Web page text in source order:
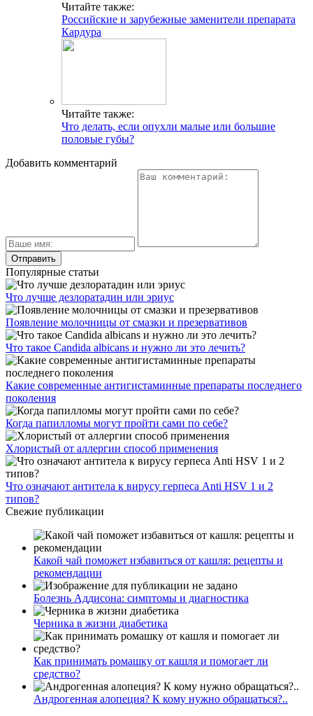
Читайте также:
Российские и зарубежные заменители препарата
Кардура
Читайте также:
Что делать, если опухли малые или большие
половые губы?
Добавить комментарий
Популярные статьи
Что лучше дезлоратадин или эриус
Появление молочницы от смазки и презервативов
Что такое Candida albicans и нужно ли это лечить?
Какие современные антигистаминные препараты последнего
поколения
Когда папилломы могут пройти сами по себе?
Хлористый от аллергии способ применения
Что означают антитела к вирусу герпеса Anti HSV 1 и 2
типов?
Свежие публикации
Какой чай поможет избавиться от кашля: рецепты и
рекомендации
Болезнь Аддисона: симптомы и диагностика
Черника в жизни диабетика
Как принимать ромашку от кашля и помогает ли
средство?
Андрогенная алопеция? К кому нужно обращаться?..